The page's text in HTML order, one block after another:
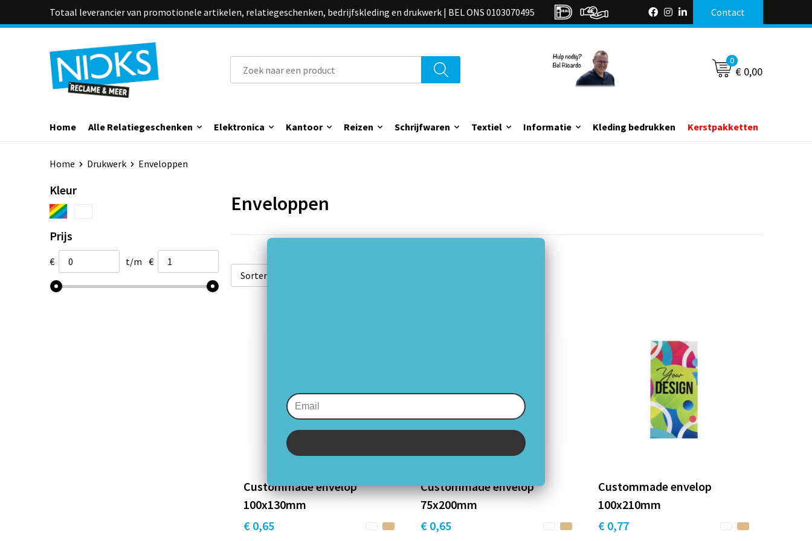
Totaal leverancier van promotionele artikelen, relatiegeschenken, bedrijfskleding en drukwerk | BEL ONS 0103070495 Contact
0
€ 0,00
Home Alle Relatiegeschenken Elektronica Kantoor Reizen Schrijfwaren Textiel Informatie Kleding bedrukken Kerstpakketten
Home Drukwerk Enveloppen
Kleur
Prijs
€ t/m €
Enveloppen
Custommade envelop
100x130mm
€ 0,65
Custommade envelop
75x200mm
€ 0,65
Custommade envelop
100x210mm
€ 0,77